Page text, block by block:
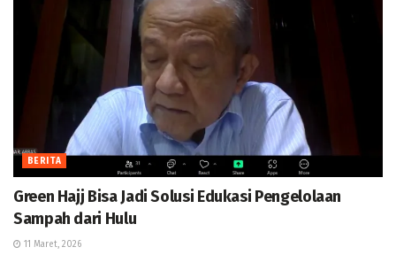
BERITA
Green Hajj Bisa Jadi Solusi Edukasi Pengelolaan
Sampah dari Hulu
11 Maret, 2026